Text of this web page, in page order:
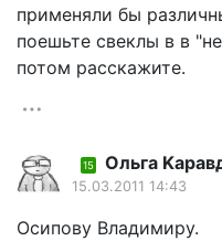
применяли бы
поешьте свеклы в в
потом расскажите.
15 Ольга
15.03.2011 14:43
Осипову Владимиру.